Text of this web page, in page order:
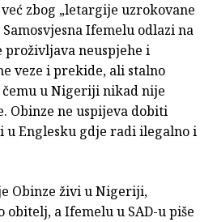
zbog „letargije uzrokovane
Ifemelu odlazi na
neuspjehe i
veze i prekide, ali stalno
čemu u Nigeriji nikad nije
Obinze ne uspijeva dobiti
u Englesku gdje radi ilegalno i
Obinze živi u Nigeriji,
obitelj, a Ifemelu u SAD-u piše